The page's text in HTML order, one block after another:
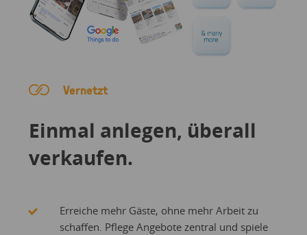
Vernetzt
Einmal anlegen, überall
verkaufen.
Erreiche mehr Gäste, ohne mehr Arbeit zu
schaffen. Pflege Angebote zentral und spiele